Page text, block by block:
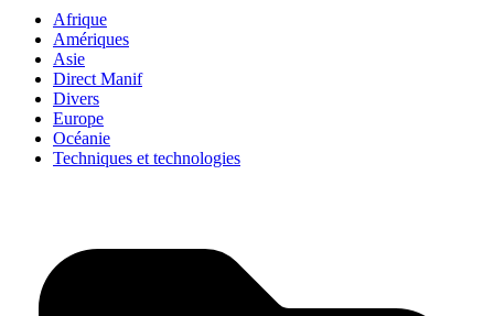
Afrique
Amériques
Asie
Direct Manif
Divers
Europe
Océanie
Techniques et technologies